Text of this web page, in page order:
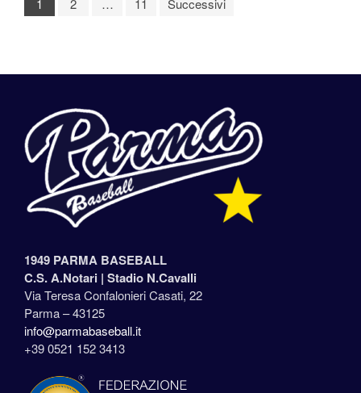
1 2 … 11 Successivi
1949 PARMA BASEBALL
C.S. A.Notari | Stadio N.Cavalli
Via Teresa Confalonieri Casati, 22
Parma – 43125
info@parmabaseball.it
+39 0521 152 3413